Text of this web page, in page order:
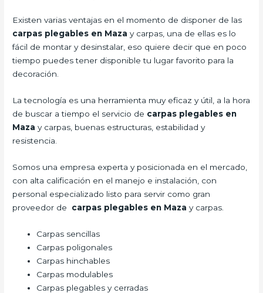
Existen varias ventajas en el momento de disponer de las
carpas plegables en Maza y carpas, una de ellas es lo
fácil de montar y desinstalar, eso quiere decir que en poco
tiempo puedes tener disponible tu lugar favorito para la
decoración.
La tecnología es una herramienta muy eficaz y útil, a la hora
de buscar a tiempo el servicio de carpas plegables en
Maza y carpas, buenas estructuras, estabilidad y
resistencia.
Somos una empresa experta y posicionada en el mercado,
con alta calificación en el manejo e instalación, con
personal especializado listo para servir como gran
proveedor de carpas plegables en Maza y carpas.
Carpas sencillas
Carpas poligonales
Carpas hinchables
Carpas modulables
Carpas plegables y cerradas